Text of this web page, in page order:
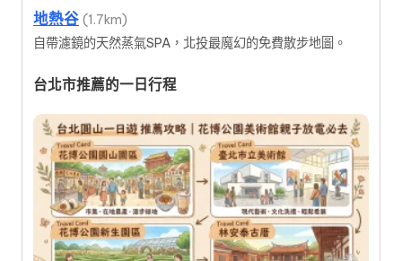
地熱谷 (1.7km)
自帶濾鏡的天然蒸氣SPA，北投最魔幻的免費散步地圖。
台北市推薦的一日行程